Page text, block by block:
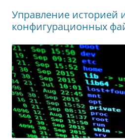
ni
ki
al
Управление историей
конфигурационных